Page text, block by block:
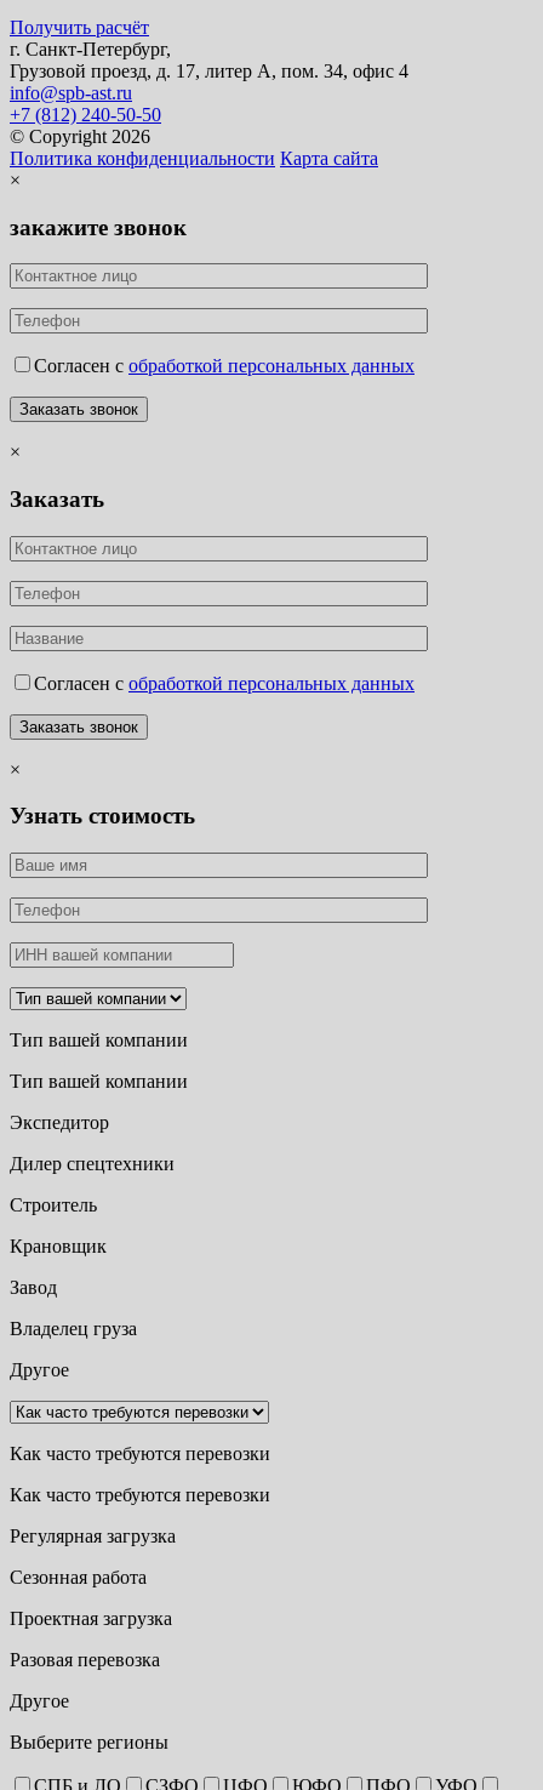
Получить расчёт
г. Санкт-Петербург,
Грузовой проезд, д. 17, литер А, пом. 34, офис 4
info@spb-ast.ru
+7 (812) 240-50-50
© Copyright 2026
Политика конфиденциальности Карта сайта
×
закажите звонок
Согласен с обработкой персональных данных
×
Заказать
Согласен с обработкой персональных данных
×
Узнать стоимость
Тип вашей компании
Тип вашей компании
Экспедитор
Дилер спецтехники
Строитель
Крановщик
Завод
Владелец груза
Другое
Как часто требуются перевозки
Как часто требуются перевозки
Регулярная загрузка
Сезонная работа
Проектная загрузка
Разовая перевозка
Другое
Выберите регионы